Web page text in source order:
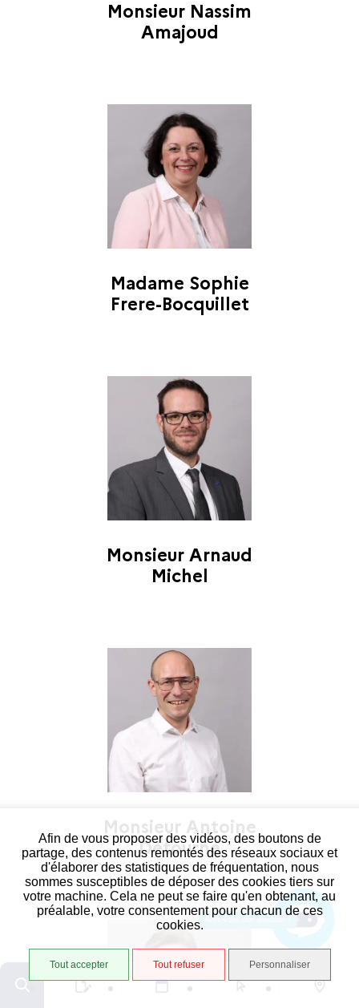
Afin de vous proposer des vidéos, des boutons de
partage, des contenus remontés des réseaux sociaux et
d'élaborer des statistiques de fréquentation, nous
sommes susceptibles de déposer des cookies tiers sur
votre machine. Cela ne peut se faire qu'en obtenant, au
préalable, votre consentement pour chacun de ces
cookies.
Tout accepter Tout refuser Personnaliser
Monsieur Nassim
Amajoud
Madame Sophie
Frere-Bocquillet
Monsieur Arnaud
Michel
Monsieur Antoine
Détourné
Avez-vous une question ?